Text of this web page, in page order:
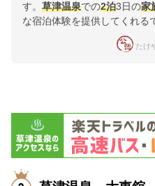
す。 草津温泉での2泊3日の家
な宿泊体験を提供してくれる
たけ